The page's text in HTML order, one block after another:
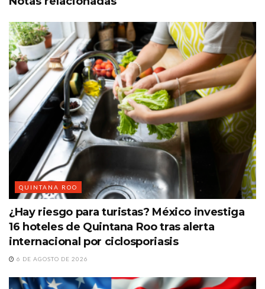
QUINTANA ROO
¿Hay riesgo para turistas? México investiga
16 hoteles de Quintana Roo tras alerta
internacional por ciclosporiasis
6 DE AGOSTO DE 2026